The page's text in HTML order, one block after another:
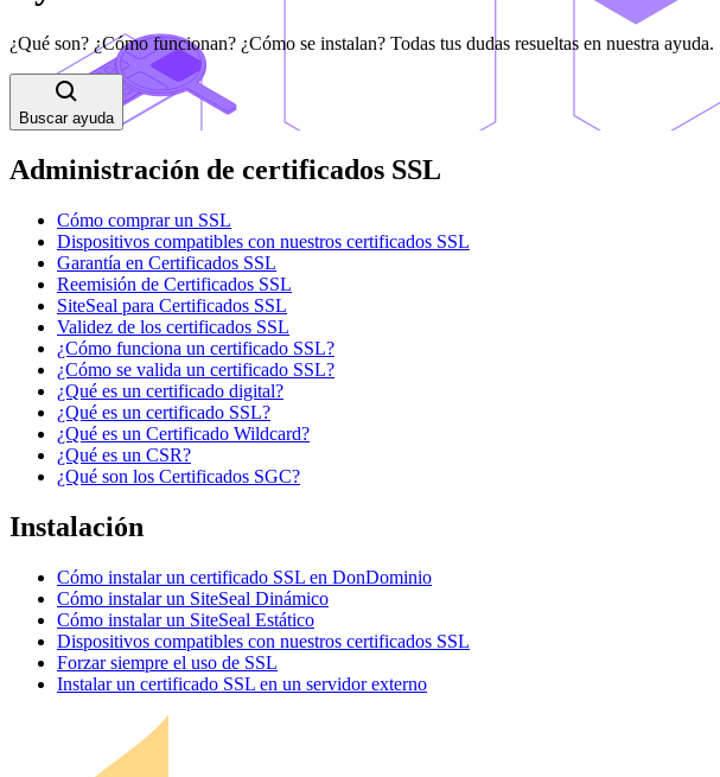
¿Qué son? ¿Cómo funcionan? ¿Cómo se instalan? Todas tus dudas resueltas en nuestra ayuda.
Buscar ayuda
Administración de certificados SSL
Cómo comprar un SSL
Dispositivos compatibles con nuestros certificados SSL
Garantía en Certificados SSL
Reemisión de Certificados SSL
SiteSeal para Certificados SSL
Validez de los certificados SSL
¿Cómo funciona un certificado SSL?
¿Cómo se valida un certificado SSL?
¿Qué es un certificado digital?
¿Qué es un certificado SSL?
¿Qué es un Certificado Wildcard?
¿Qué es un CSR?
¿Qué son los Certificados SGC?
Instalación
Cómo instalar un certificado SSL en DonDominio
Cómo instalar un SiteSeal Dinámico
Cómo instalar un SiteSeal Estático
Dispositivos compatibles con nuestros certificados SSL
Forzar siempre el uso de SSL
Instalar un certificado SSL en un servidor externo